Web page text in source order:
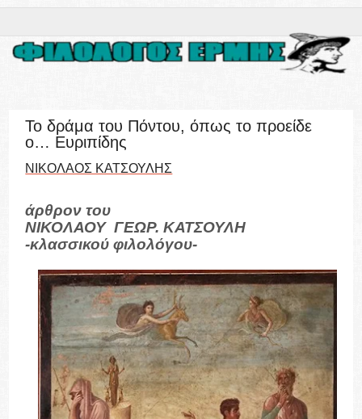
Το δράμα του Πόντου, όπως το προείδε
ο… Ευριπίδης
ΝΙΚΟΛΑΟΣ ΚΑΤΣΟΥΛΗΣ
άρθρον του
ΝΙΚΟΛΑΟΥ ΓΕΩΡ. ΚΑΤΣΟΥΛΗ
-κλασσικού φιλολόγου-